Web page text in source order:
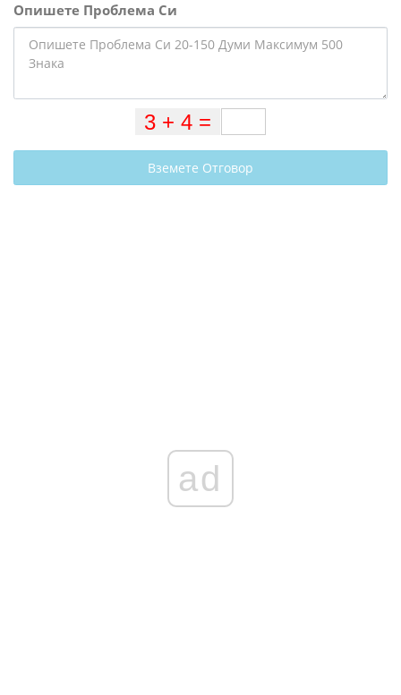
Опишете Проблема Си
Вземете Отговор
ad